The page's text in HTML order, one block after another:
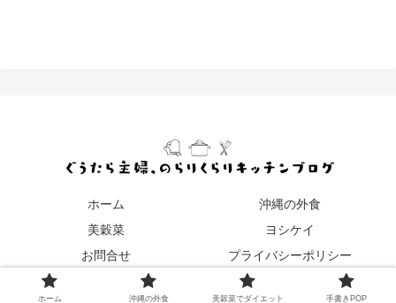
ホーム
沖縄の外食
美穀菜
ヨシケイ
お問合せ
プライバシーポリシー
© 2019 ぐうたら主婦、のらりくらりキッチンブログ.
ホーム 沖縄の外食 美穀菜でダイエット 手書きPOP